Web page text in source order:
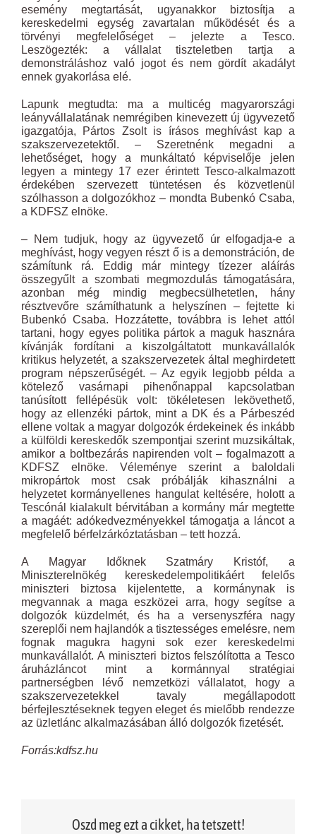
esemény megtartását, ugyanakkor biztosítja a
kereskedelmi egység zavartalan működését és a
törvényi megfelelőséget – jelezte a Tesco.
Leszögezték: a vállalat tiszteletben tartja a
demonstráláshoz való jogot és nem gördít akadályt
ennek gyakorlása elé.
Lapunk megtudta: ma a multicég magyarországi
leányvállalatának nemrégiben kinevezett új ügyvezető
igazgatója, Pártos Zsolt is írásos meghívást kap a
szakszervezetektől. – Szeretnénk megadni a
lehetőséget, hogy a munkáltató képviselője jelen
legyen a mintegy 17 ezer érintett Tesco-alkalmazott
érdekében szervezett tüntetésen és közvetlenül
szólhasson a dolgozókhoz – mondta Bubenkó Csaba,
a KDFSZ elnöke.
– Nem tudjuk, hogy az ügyvezető úr elfogadja-e a
meghívást, hogy vegyen részt ő is a demonstráción, de
számítunk rá. Eddig már mintegy tízezer aláírás
összegyűlt a szombati megmozdulás támogatására,
azonban még mindig megbecsülhetetlen, hány
résztvevőre számíthatunk a helyszínen – fejtette ki
Bubenkó Csaba. Hozzátette, továbbra is lehet attól
tartani, hogy egyes politika pártok a maguk hasznára
kívánják fordítani a kiszolgáltatott munkavállalók
kritikus helyzetét, a szakszervezetek által meghirdetett
program népszerűségét. – Az egyik legjobb példa a
kötelező vasárnapi pihenőnappal kapcsolatban
tanúsított fellépésük volt: tökéletesen lekövethető,
hogy az ellenzéki pártok, mint a DK és a Párbeszéd
ellene voltak a magyar dolgozók érdekeinek és inkább
a külföldi kereskedők szempontjai szerint muzsikáltak,
amikor a boltbezárás napirenden volt – fogalmazott a
KDFSZ elnöke. Véleménye szerint a baloldali
mikropártok most csak próbálják kihasználni a
helyzetet kormányellenes hangulat keltésére, holott a
Tescónál kialakult bérvitában a kormány már megtette
a magáét: adókedvezményekkel támogatja a láncot a
megfelelő bérfelzárkóztatásban – tett hozzá.
A Magyar Időknek Szatmáry Kristóf, a
Miniszterelnökég kereskedelempolitikáért felelős
miniszteri biztosa kijelentette, a kormánynak is
megvannak a maga eszközei arra, hogy segítse a
dolgozók küzdelmét, és ha a versenyszféra nagy
szereplői nem hajlandók a tisztességes emelésre, nem
fognak magukra hagyni sok ezer kereskedelmi
munkavállalót. A miniszteri biztos felszólította a Tesco
áruházláncot mint a kormánnyal stratégiai
partnerségben lévő nemzetközi vállalatot, hogy a
szakszervezetekkel tavaly megállapodott
bérfejlesztéseknek tegyen eleget és mielőbb rendezze
az üzletlánc alkalmazásában álló dolgozók fizetését.
Forrás:kdfsz.hu
Oszd meg ezt a cikket, ha tetszett!